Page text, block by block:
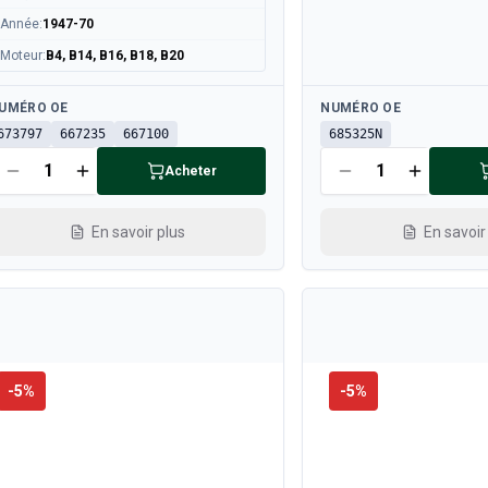
Année:1947-70
Moteur: B4, B14, B16, B18, B20
OE
667235 667100
Acheter
En savoir plus
Disponible
NUMÉRO OE
685325N
En
-5% -5%